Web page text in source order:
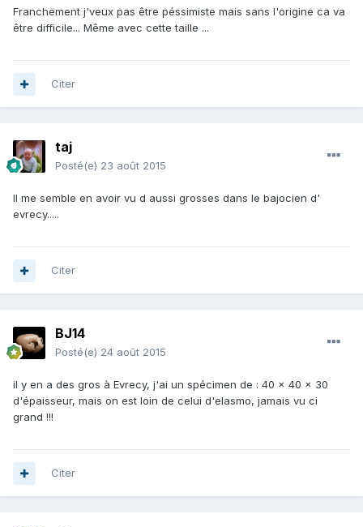
Franchement j'veux pas être péssimiste mais sans l'origine ca va
être difficile... Même avec cette taille ...
Citer
taj
Posté(e) 23 août 2015
Il me semble en avoir vu d aussi grosses dans le bajocien d'
evrecy.....
Citer
BJ14
Posté(e) 24 août 2015
il y en a des gros à Evrecy, j'ai un spécimen de : 40 x 40 x 30
d'épaisseur, mais on est loin de celui d'elasmo, jamais vu ci
grand !!!
Citer